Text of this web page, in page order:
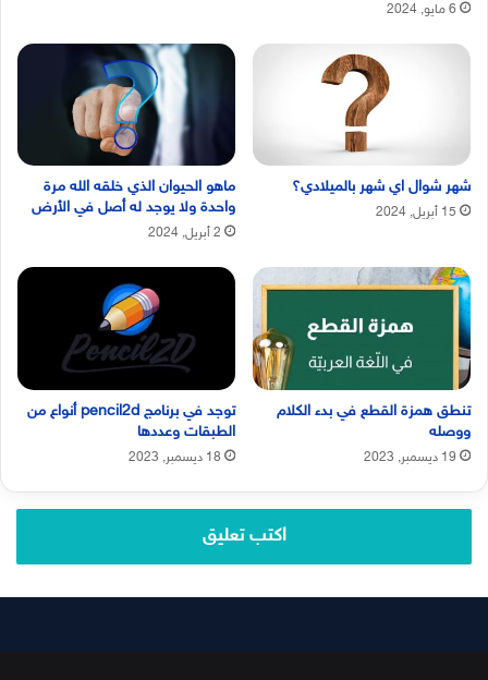
6 مايو, 2024
شهر شوال اي شهر بالميلادي؟
15 أبريل, 2024
ماهو الحيوان الذي خلقه الله مرة
واحدة ولا يوجد له أصل في الأرض
2 أبريل, 2024
تنطق همزة القطع في بدء الكلام
ووصله
19 ديسمبر, 2023
توجد في برنامج pencil2d أنواع من
الطبقات وعددها
18 ديسمبر, 2023
اكتب تعليق